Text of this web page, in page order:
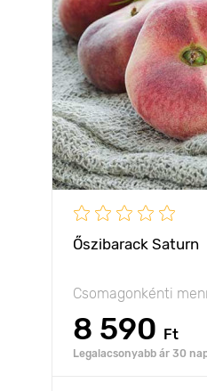
Őszibarack Saturn
Csomagonkénti
8 590 Ft
Legalacsonyabb ár 30